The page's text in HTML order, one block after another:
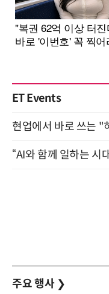
ET Events
주요 행사 ❯